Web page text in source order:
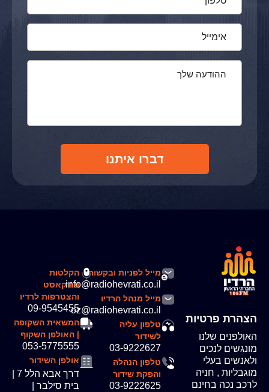
דברו איתנו
הצהרת פרטיות
האולפנים שלנו
מונגשים לנכים
ולאנשים בעלי
מוגבליות , חניה
לרכב נכה בחינם
info@radiohevrati.co.il
מייל לפניות ובקשות
oz@radiohevrati.co.il
מייל מנהל הרדיו
03-9222627
טלפון עליה
לשידור
03-9222625
טלפון הנהלה
והפקת שידור
09-9545455
הקלטות
פודקאסט
והצטרפות לרדיו
053-5775555
המשאית השקופה
| האולפן השקוף
אולפן השידור
בית סילבר |